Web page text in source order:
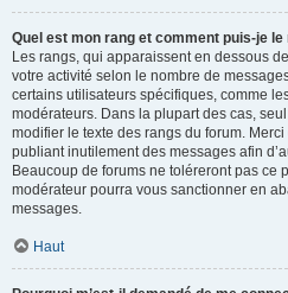
Quel est mon rang et comment puis-je le
Les rangs, qui apparaissent en dessous
votre activité selon le nombre de
certains utilisateurs spécifiques, comme
modérateurs. Dans la plupart des cas,
modifier le texte des rangs du forum.
publiant inutilement des messages afin
Beaucoup de forums ne toléreront pas ce
modérateur pourra vous sanctionner en
messages.
Haut